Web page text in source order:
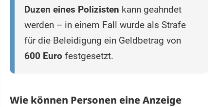
Duzen eines Polizisten kann geahndet
werden – in einem Fall wurde als Strafe
für die Beleidigung ein Geldbetrag von
600 Euro festgesetzt.
Wie können Personen eine Anzeige